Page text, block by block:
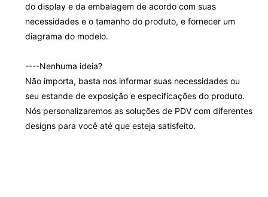
do display e da embalagem de acordo com suas
necessidades e o tamanho do produto, e fornecer um
diagrama do modelo.
----Nenhuma ideia?
Não importa, basta nos informar suas necessidades ou
seu estande de exposição e especificações do produto.
Nós personalizaremos as soluções de PDV com diferentes
designs para você até que esteja satisfeito.